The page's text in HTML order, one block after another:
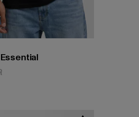
EUR
Aktionspreis: 54,99 EUR